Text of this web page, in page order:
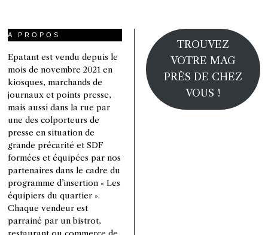
A PROPOS
Epatant est vendu depuis le
mois de novembre 2021 en
kiosques, marchands de
journaux et points presse,
mais aussi dans la rue par
une des colporteurs de
presse en situation de
grande précarité et SDF
formées et équipées par nos
partenaires dans le cadre du
programme d’insertion « Les
équipiers du quartier ».
Chaque vendeur est
parrainé par un bistrot,
TROUVEZ
VOTRE MAG
PRÈS DE CHEZ
VOUS !